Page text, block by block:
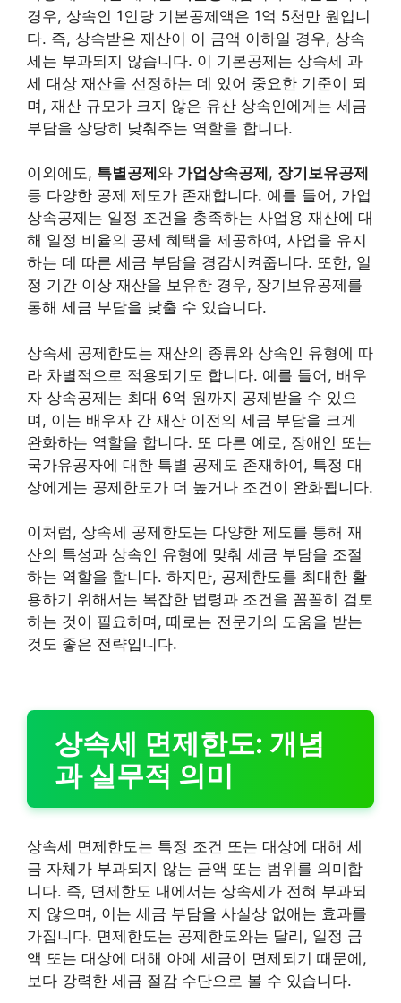
경우, 상속인 1인당 기본공제액은 1억 5천만 원입니
다. 즉, 상속받은 재산이 이 금액 이하일 경우, 상속
세는 부과되지 않습니다. 이 기본공제는 상속세 과
세 대상 재산을 선정하는 데 있어 중요한 기준이 되
며, 재산 규모가 크지 않은 유산 상속인에게는 세금
부담을 상당히 낮춰주는 역할을 합니다.
이외에도, 특별공제 와 가업상속공제 , 장기보유공제
등 다양한 공제 제도가 존재합니다. 예를 들어, 가업
상속공제는 일정 조건을 충족하는 사업용 재산에 대
해 일정 비율의 공제 혜택을 제공하여, 사업을 유지
하는 데 따른 세금 부담을 경감시켜줍니다. 또한, 일
정 기간 이상 재산을 보유한 경우, 장기보유공제를
통해 세금 부담을 낮출 수 있습니다.
상속세 공제한도는 재산의 종류와 상속인 유형에 따
라 차별적으로 적용되기도 합니다. 예를 들어, 배우
자 상속공제는 최대 6억 원까지 공제받을 수 있으
며, 이는 배우자 간 재산 이전의 세금 부담을 크게
완화하는 역할을 합니다. 또 다른 예로, 장애인 또는
국가유공자에 대한 특별 공제도 존재하여, 특정 대
상에게는 공제한도가 더 높거나 조건이 완화됩니다.
이처럼, 상속세 공제한도는 다양한 제도를 통해 재
산의 특성과 상속인 유형에 맞춰 세금 부담을 조절
하는 역할을 합니다. 하지만, 공제한도를 최대한 활
용하기 위해서는 복잡한 법령과 조건을 꼼꼼히 검토
하는 것이 필요하며, 때로는 전문가의 도움을 받는
것도 좋은 전략입니다.
상속세 면제한도: 개념
과 실무적 의미
상속세 면제한도는 특정 조건 또는 대상에 대해 세
금 자체가 부과되지 않는 금액 또는 범위를 의미합
니다. 즉, 면제한도 내에서는 상속세가 전혀 부과되
지 않으며, 이는 세금 부담을 사실상 없애는 효과를
가집니다. 면제한도는 공제한도와는 달리, 일정 금
액 또는 대상에 대해 아예 세금이 면제되기 때문에,
보다 강력한 세금 절감 수단으로 볼 수 있습니다.